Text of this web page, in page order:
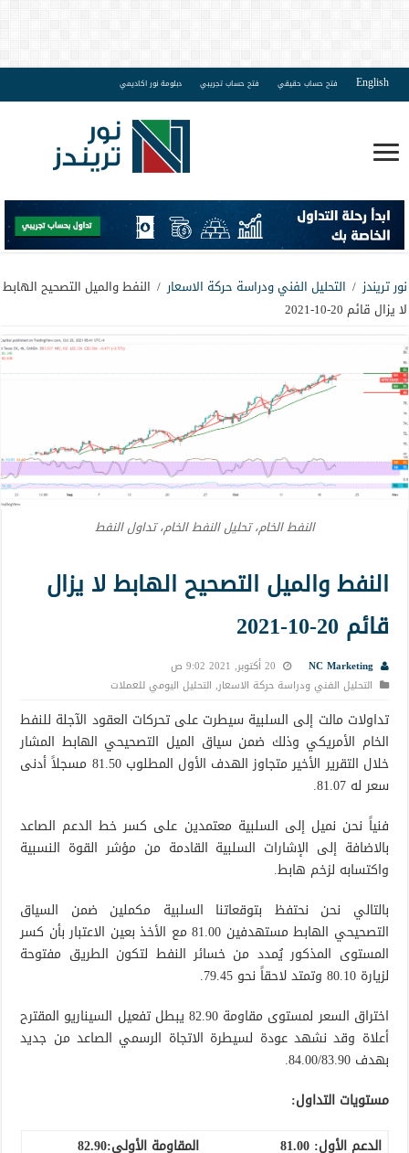
English فتح حساب حقيقي فتح حساب تجريبي دبلومة نور اكاديمي
نور تريندز / التحليل الفني ودراسة حركة الاسعار / النفط والميل التصحيح الهابط
لا يزال قائم 20-10-2021
النفط الخام، تحليل النفط الخام، تداول النفط
النفط والميل التصحيح الهابط لا يزال
قائم 20-10-2021
NC Marketing
20 أكتوبر, 2021 9:02 ص
التحليل الفني ودراسة حركة الاسعار, التحليل اليومي للعملات
تداولات مالت إلى السلبية سيطرت على تحركات العقود الآجلة للنفط
الخام الأمريكي وذلك ضمن سياق الميل التصحيحي الهابط المشار
خلال التقرير الأخير متجاوز الهدف الأول المطلوب 81.50 مسجلاً أدنى
سعر له 81.07.
فنياً نحن نميل إلى السلبية معتمدين على كسر خط الدعم الصاعد
بالاضافة إلى الإشارات السلبية القادمة من مؤشر القوة النسبية
واكتسابه لزخم هابط.
بالتالي نحن نحتفظ بتوقعاتنا السلبية مكملين ضمن السياق
التصحيحي الهابط مستهدفين 81.00 مع الأخذ بعين الاعتبار بأن كسر
المستوى المذكور يُمدد من خسائر النفط لتكون الطريق مفتوحة
لزيارة 80.10 وتمتد لاحقاً نحو 79.45.
اختراق السعر لمستوى مقاومة 82.90 يبطل تفعيل السيناريو المقترح
أعلاة وقد نشهد عودة لسيطرة الاتجاة الرسمي الصاعد من جديد
بهدف 84.00/83.90.
مستويات التداول:
الدعم الأول: 81.00
المقاومة الأولى:82.90